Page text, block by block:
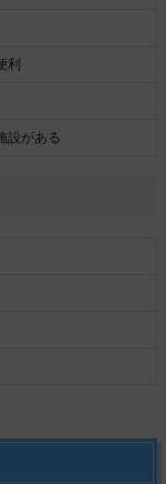
利
設がある